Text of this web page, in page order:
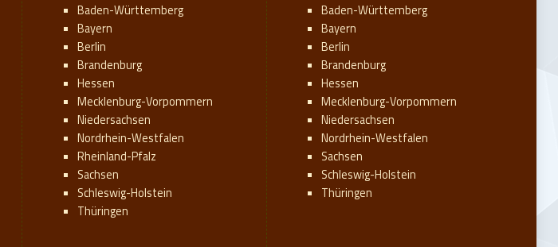
Baden-Württemberg
Bayern
Berlin
Brandenburg
Hessen
Mecklenburg-Vorpommern
Niedersachsen
Nordrhein-Westfalen
Rheinland-Pfalz
Sachsen
Schleswig-Holstein
Thüringen
Baden-Württemberg
Bayern
Berlin
Brandenburg
Hessen
Mecklenburg-Vorpommern
Niedersachsen
Nordrhein-Westfalen
Sachsen
Schleswig-Holstein
Thüringen